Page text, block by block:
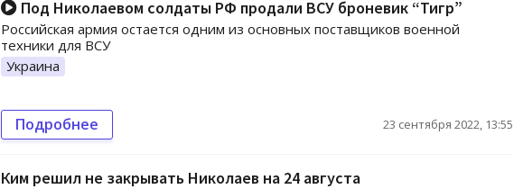
Под Николаевом солдаты РФ продали ВСУ броневик “Тигр”
Российская армия остается одним из основных поставщиков военной
техники для ВСУ
Украина
Подробнее 23 сентября 2022, 13:55
Ким решил не закрывать Николаев на 24 августа